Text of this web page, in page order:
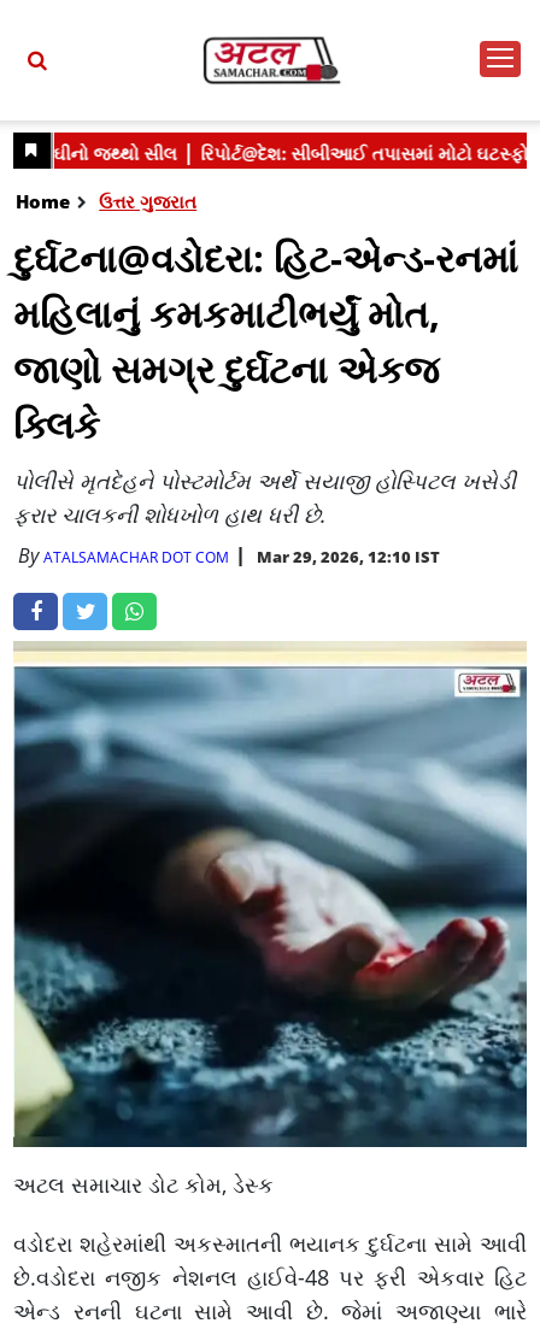
Home ઉત્તર ગુજરાત
દુર્ઘટના@વડોદરા: હિટ-એન્ડ-રનમાં
મહિલાનું કમકમાટીભર્યું મોત,
જાણો સમગ્ર દુર્ઘટના એકજ
ક્લિકે
પોલીસે મૃતદેહને પોસ્ટમોર્ટમ અર્થે સયાજી હોસ્પિટલ ખસેડી
ફરાર ચાલકની શોધખોળ હાથ ધરી છે.
ByATALSAMACHAR DOT COM Mar 29, 2026, 12:10 IST
અટલ સમાચાર ડોટ કોમ, ડેસ્ક
વડોદરા શહેરમાંથી અકસ્માતની ભયાનક દુર્ઘટના સામે આવી
છે.વડોદરા નજીક નેશનલ હાઈવે-48 પર ફરી એકવાર હિટ
એન્ડ રનની ઘટના સામે આવી છે. જેમાં અજાણ્યા ભારે